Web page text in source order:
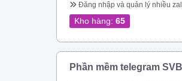
Đăng nhập và quản lý nhiều zalo trên máy tính Gửi tin nhắn hàng loạt trên zalo Gửi tin nhắn hàng loạt trên zalo theo danh bạ. Gửi tin nhắn zalo hàng loạt theo phân loại trên danh bạ. Gửi tin nhắn zalo hàng loạt, tự động vào
Kho hàng: 65
Phần mềm telegram